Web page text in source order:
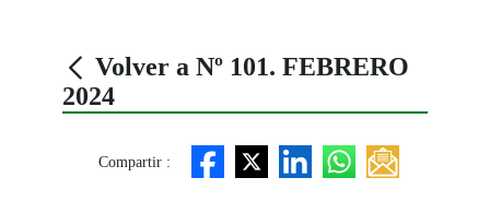
Volver a Nº 101. FEBRERO
2024
Compartir :